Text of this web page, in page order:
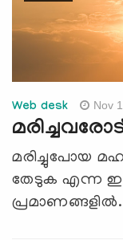
Web desk Nov
മരിച്ചുപോയ
തേടുക എന്ന